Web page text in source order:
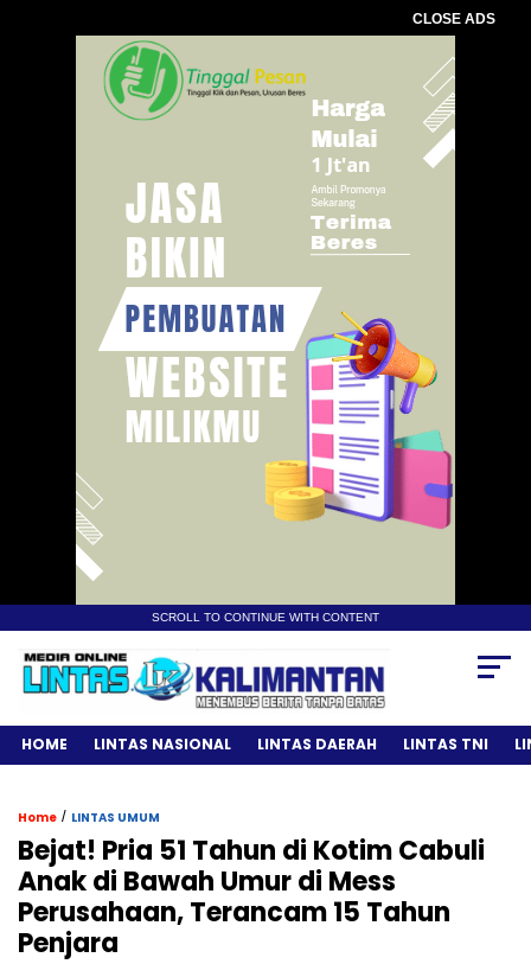
CLOSE ADS
SCROLL TO CONTINUE WITH CONTENT
HOME LINTAS NASIONAL LINTAS DAERAH LINTAS TNI
Home / LINTAS UMUM
Bejat! Pria 51 Tahun di Kotim Cabuli
Anak di Bawah Umur di Mess
Perusahaan, Terancam 15 Tahun
Penjara